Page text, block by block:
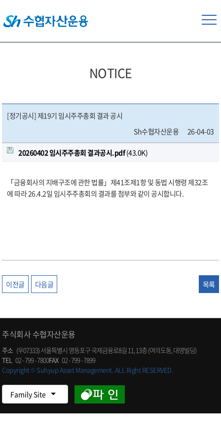
NOTICE
[정기공시] 제19기 임시주주총회 결과 공시
Sh수협자산운용
26-04-03
20260402 임시주주총회 결과공시.pdf(43.0K)
「금융회사의 지배구조에 관한 법률」제41조제1항 및 동법 시행령 제32조
에 따라 26.4.2일 임시주주총회의 결과를 첨부와 같이 공시합니다.
이전글 다음글 목록
주식회사 수협자산운용
주소 (우07333) 서울특별시 영등포구 국제금융로8길 11, 13층 (여의도동, 대영빌딩)
TEL 02 - 799 - 7800FAX 02 - 799 - 7899
Copyright © Suhyup Asset Management. ALL Right RESERVED.
Family Site